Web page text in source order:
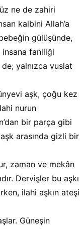
ne de zahiri
kalbini Allah’a
gülüşünde,
insana faniliği
yalnızca vuslat
aşk, çoğu kez
nurun
bir parça gibi
arasında gizli bir
zaman ve mekân
Dervişler bu aşkı
ilahi aşkın ateşi
Güneşin